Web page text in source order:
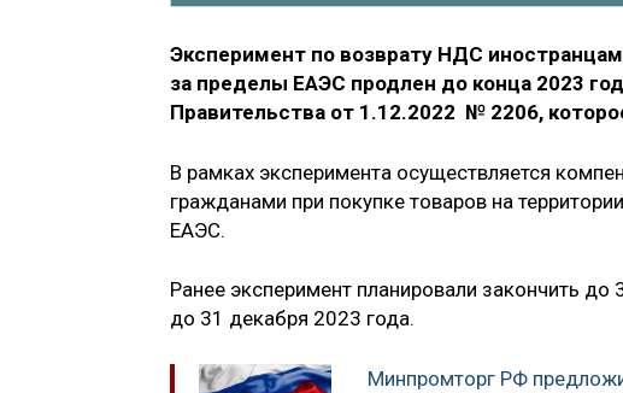
Эксперимент по возврату НДС
за пределы ЕАЭС продлен до конца 2023
Правительства от 1.12.2022 № 2206,
В рамках эксперимента осуществляется
гражданами при покупке товаров на
ЕАЭС.
Ранее эксперимент планировали закончить
до 31 декабря 2023 года.
Минпромторг РФ